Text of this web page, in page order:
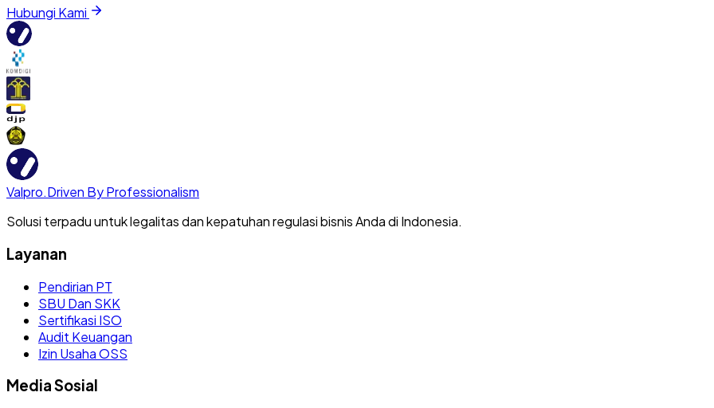
Hubungi Kami
Valpro.Driven By Professionalism
Solusi terpadu untuk legalitas dan kepatuhan regulasi bisnis Anda di Indonesia.
Layanan
Pendirian PT
SBU Dan SKK
Sertifikasi ISO
Audit Keuangan
Izin Usaha OSS
Media Sosial